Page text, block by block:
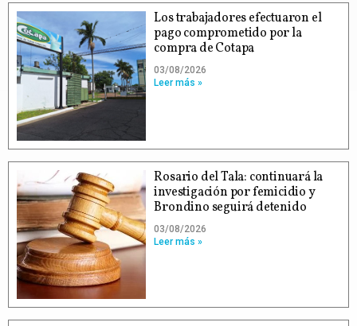
Los trabajadores efectuaron el
pago comprometido por la
compra de Cotapa
03/08/2026
Leer más »
Rosario del Tala: continuará la
investigación por femicidio y
Brondino seguirá detenido
03/08/2026
Leer más »